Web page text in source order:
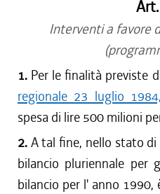
Interventi a favore
1. Per le finalità previste
regionale 23 luglio
spesa di lire 500 milioni
2. A tal fine, nello stato di
bilancio pluriennale per
bilancio per l' anno